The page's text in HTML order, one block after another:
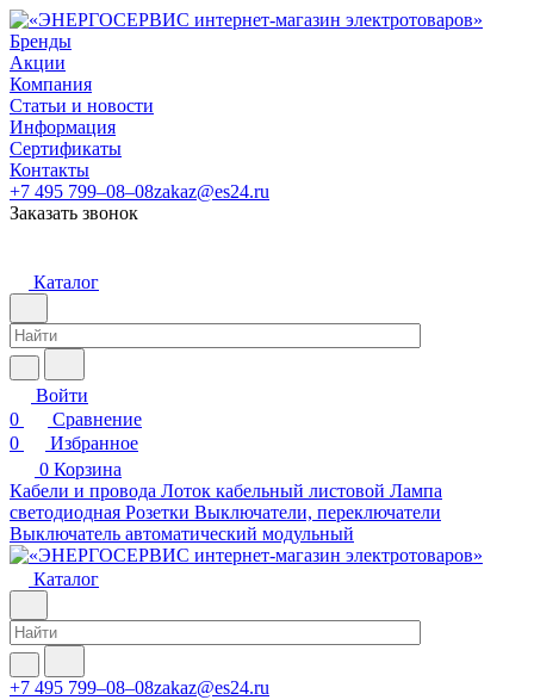
Бренды
Акции
Компания
Статьи и новости
Информация
Сертификаты
Контакты
+7 495 799–08–08zakaz@es24.ru
Заказать звонок
Каталог
Войти
0
Сравнение
0
Избранное
0 Корзина
Кабели и провода Лоток кабельный листовой Лампа
светодиодная Розетки Выключатели, переключатели
Выключатель автоматический модульный
Каталог
+7 495 799–08–08zakaz@es24.ru